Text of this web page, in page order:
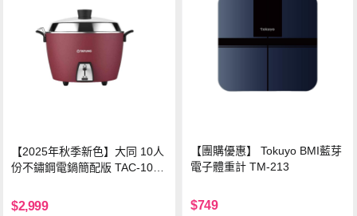
【2025年秋季新色】大同 10人
份不鏽鋼電鍋簡配版 TAC-10L-
$2,999
【團購優惠】 Tokuyo BMI藍芽
電子體重計 TM-213
$749